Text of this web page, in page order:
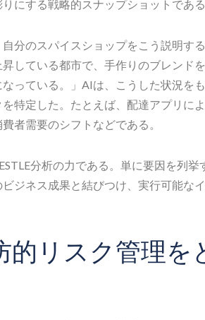
にする戦略的スナップショットである
分のスパイスショップをこう説明す
している都市で、手作りのブレンド
っている。」AIは、こうした状況を
特定した。たとえば、配達アプリに
者需要のシフトなどである。
分析の力である。単に要因を列
ジネス成果と結びつけ、実行可能な
的リスク管理を